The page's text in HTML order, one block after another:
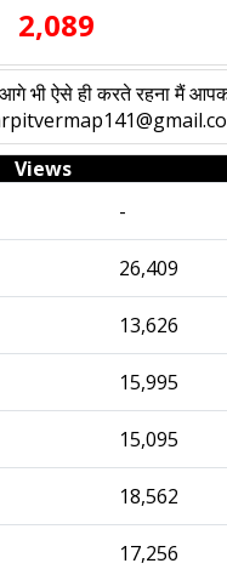
2,089
भी ऐसे ही करते रहना मैं
Views
-
26,409
13,626
15,995
15,095
18,562
17,256